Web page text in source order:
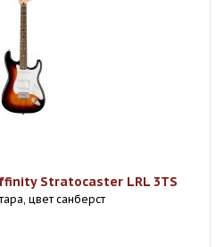
Stratocaster LRL 3TS
цвет санберст